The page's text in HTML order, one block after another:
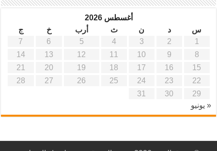
أغسطس 2026
س
د ن ث أرب خ
ج
1
2
3
4
5
6
7
8
9
10
11
12
13
14
15
16
17
18
19
20
21
22
23
24
25
26
27
28
29
30
31
« يونيو